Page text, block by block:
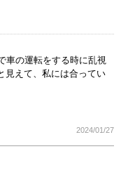
車の運転をする時に乱視
見えて、私には合ってい
2024/01/27